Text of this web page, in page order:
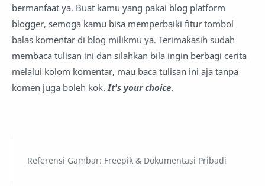
bermanfaat ya. Buat kamu yang pakai blog platform
blogger, semoga kamu bisa memperbaiki fitur tombol
balas komentar di blog milikmu ya. Terimakasih sudah
membaca tulisan ini dan silahkan bila ingin berbagi cerita
melalui kolom komentar, mau baca tulisan ini aja tanpa
komen juga boleh kok.It's your choice.
Referensi Gambar: Freepik & Dokumentasi Pribadi